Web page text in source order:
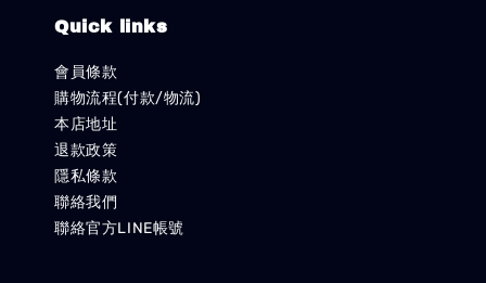
Quick links
會員條款
購物流程(付款/物流)
本店地址
退款政策
隱私條款
聯絡我們
聯絡官方LINE帳號